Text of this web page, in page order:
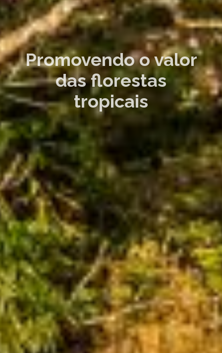
Promovendo o valor
das florestas
tropicais